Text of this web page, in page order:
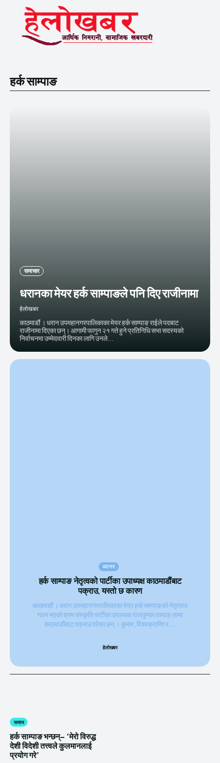
हर्क साम्पाङ
समाचार
धरानका मेयर हर्क साम्पाङले पनि दिए राजीनामा
हेलाेखबर
काठमाडौं । धरान उपमहानगरपालिकाका मेयर हर्क साम्पाङ राईले पदबाट
राजीनामा दिएका छन्। आगामी फागुन २१ गते हुने प्रतिनिधि सभा सदस्यको
निर्वाचनमा उम्मेदवारी दिनका लागि उनले...
ब्यानर
हर्क साम्पाङ नेतृत्वको पार्टीका उपाध्यक्ष काठमाडौंबाट
पक्राउ, यस्तो छ कारण
काठमाडौं । धरान उपमहानगरपालिकाका मेयर हर्क साम्पाङको नेतृत्वमा
गठन भएको श्रम संस्कृति पार्टीका उपाध्यक्ष राजकुमार तामाङ लामा
काठमाडौंबाट पक्राउ परेका छन् । कुमार, विश्वक्रान्ति र...
हेलाेखबर
समाज
हर्क साम्पाङ भन्छन्– ‘मेरो विरुद्ध
देशी विदेशी तत्त्वले कुलमानलाई
प्रयोग गरे’